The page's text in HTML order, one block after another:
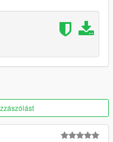
today (May 1 2018)